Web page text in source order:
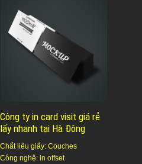
Công ty in card visit giá rẻ
lấy nhanh tại Hà Đông
Chất liêu giấy: Couches
Công nghệ: in offset